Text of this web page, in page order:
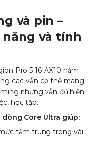
và pin –
và tính
Pro 5 16IAX10 nằm
cao vẫn có thể mang
nhưng vẫn đủ hiện
học tập.
Core Ultra giúp:
tầm trung trong vài